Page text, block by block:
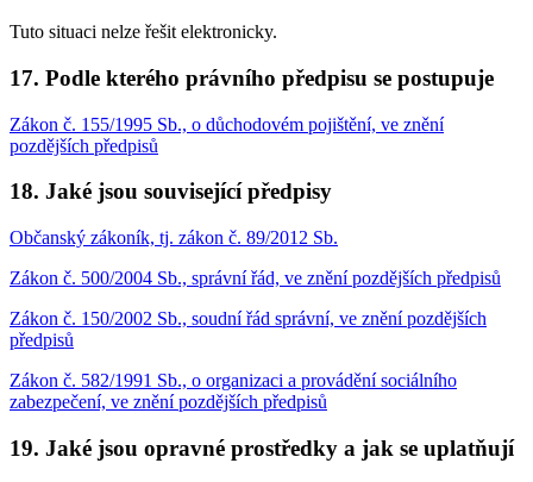
Tuto situaci nelze řešit elektronicky.
17. Podle kterého právního předpisu se postupuje
Zákon č. 155/1995 Sb., o důchodovém pojištění, ve znění
pozdějších předpisů
18. Jaké jsou související předpisy
Občanský zákoník, tj. zákon č. 89/2012 Sb.
Zákon č. 500/2004 Sb., správní řád, ve znění pozdějších předpisů
Zákon č. 150/2002 Sb., soudní řád správní, ve znění pozdějších
předpisů
Zákon č. 582/1991 Sb., o organizaci a provádění sociálního
zabezpečení, ve znění pozdějších předpisů
19. Jaké jsou opravné prostředky a jak se uplatňují